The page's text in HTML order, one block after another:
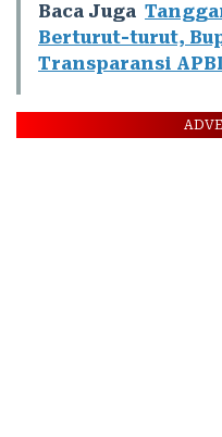
Baca Juga
Berturut-turut,
Transparansi